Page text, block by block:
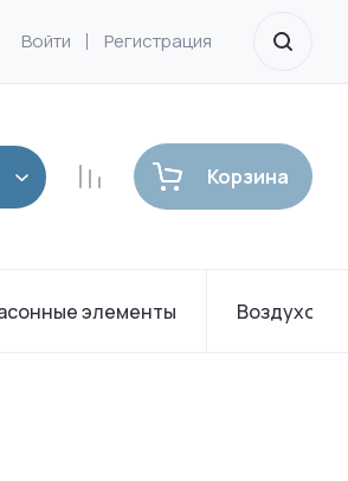
Калькулятор Контакты
Войти Регистрация
Корзина
элементы